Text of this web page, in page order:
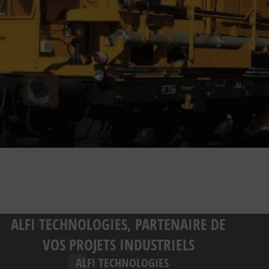
ALFI TECHNOLOGIES, PARTENAIRE DE
VOS PROJETS INDUSTRIELS
ALFI TECHNOLOGIES